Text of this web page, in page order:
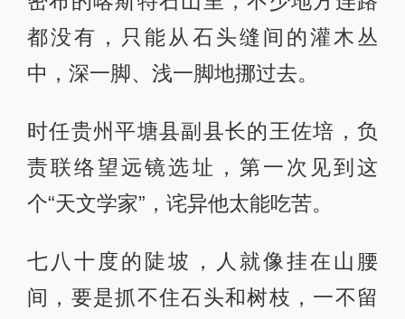
都没有，只能从石头缝间的灌木丛
中，深一脚、浅一脚地挪过去。
时任贵州平塘县副县长的王佐培，负
责联络望远镜选址，第一次见到这
个“天文学家”，诧异他太能吃苦。
七八十度的陡坡，人就像挂在山腰
间，要是抓不住石头和树枝，一不留